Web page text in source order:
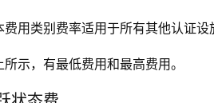
费用类别费率适用于所有其他认证
所示，有最低费用和最高费用。